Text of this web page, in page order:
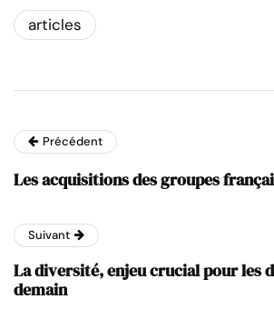
articles
Précédent
Les acquisitions des groupes
Suivant
La diversité, enjeu crucial pour les
demain